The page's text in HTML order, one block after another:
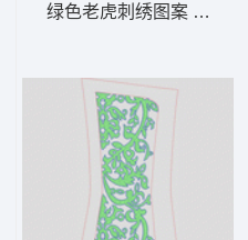
绿色老虎刺绣图案 小老虎